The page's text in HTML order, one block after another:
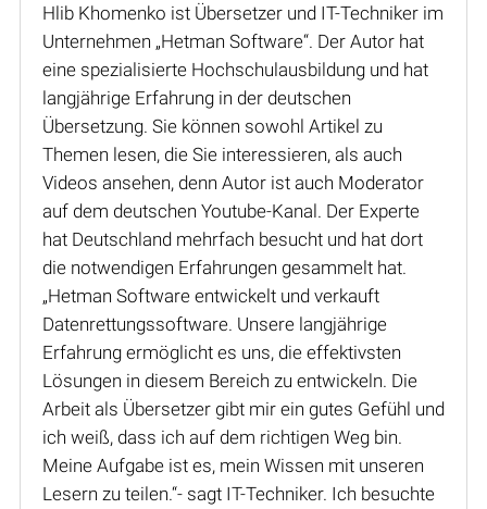
Hlib Khomenko ist Übersetzer und IT-Techniker im
Unternehmen „Hetman Software“. Der Autor hat
eine spezialisierte Hochschulausbildung und hat
langjährige Erfahrung in der deutschen
Übersetzung. Sie können sowohl Artikel zu
Themen lesen, die Sie interessieren, als auch
Videos ansehen, denn Autor ist auch Moderator
auf dem deutschen Youtube-Kanal. Der Experte
hat Deutschland mehrfach besucht und hat dort
die notwendigen Erfahrungen gesammelt hat.
„Hetman Software entwickelt und verkauft
Datenrettungssoftware. Unsere langjährige
Erfahrung ermöglicht es uns, die effektivsten
Lösungen in diesem Bereich zu entwickeln. Die
Arbeit als Übersetzer gibt mir ein gutes Gefühl und
ich weiß, dass ich auf dem richtigen Weg bin.
Meine Aufgabe ist es, mein Wissen mit unseren
Lesern zu teilen.“- sagt IT-Techniker. Ich besuchte